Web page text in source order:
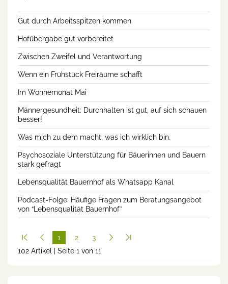
Gut durch Arbeitsspitzen kommen
Hofübergabe gut vorbereitet
Zwischen Zweifel und Verantwortung
Wenn ein Frühstück Freiräume schafft
Im Wonnemonat Mai
Männergesundheit: Durchhalten ist gut, auf sich schauen
besser!
Was mich zu dem macht, was ich wirklich bin.
Psychosoziale Unterstützung für Bäuerinnen und Bauern
stark gefragt
Lebensqualität Bauernhof als Whatsapp Kanal
Podcast-Folge: Häufige Fragen zum Beratungsangebot
von “Lebensqualität Bauernhof”
1
(cur
2
3
102 Artikel | Seite 1 von 11